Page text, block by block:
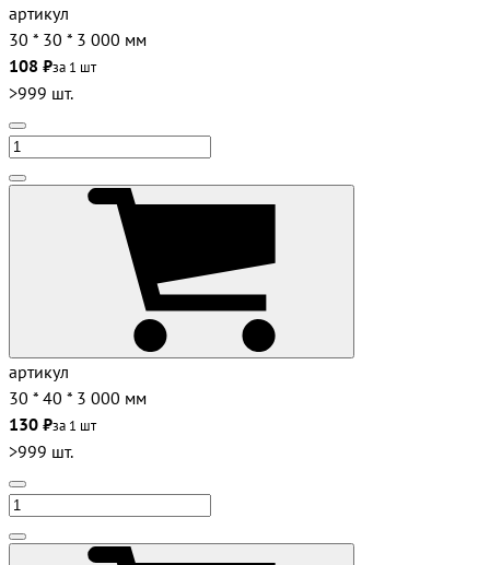
артикул
30 * 30 * 3 000 мм
108 ₽за 1 шт
>999 шт.
артикул
30 * 40 * 3 000 мм
130 ₽за 1 шт
>999 шт.